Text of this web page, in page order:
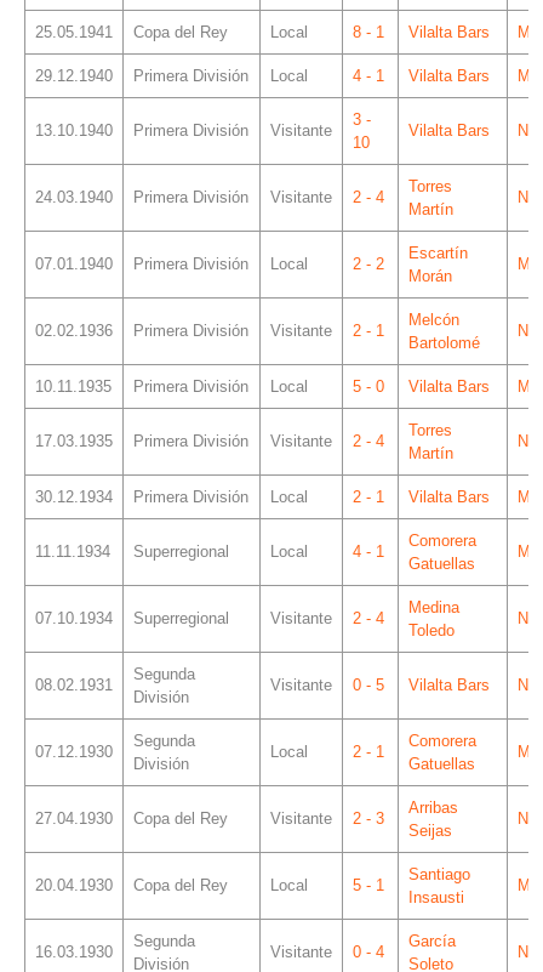
25.05.1941 Copa del Rey Local 8 - 1 Vilalta Bars
29.12.1940 Primera División Local 4 - 1 Vilalta Bars
13.10.1940 Primera División Visitante
3 -
10
Vilalta Bars
24.03.1940 Primera División Visitante 2 - 4
Torres
Martín
07.01.1940 Primera División Local 2 - 2
Escartín
Morán
02.02.1936 Primera División Visitante 2 - 1
Melcón
Bartolomé
10.11.1935 Primera División Local 5 - 0 Vilalta Bars
17.03.1935 Primera División Visitante 2 - 4
Torres
Martín
30.12.1934 Primera División Local 2 - 1 Vilalta Bars
11.11.1934 Superregional Local 4 - 1
Comorera
Gatuellas
07.10.1934 Superregional Visitante 2 - 4
Medina
Toledo
08.02.1931
Segunda
División
Visitante 0 - 5 Vilalta Bars
07.12.1930
Segunda
División
Local 2 - 1
Comorera
Gatuellas
27.04.1930 Copa del Rey Visitante 2 - 3
Arribas
Seijas
20.04.1930 Copa del Rey Local 5 - 1
Santiago
Insausti
16.03.1930
Segunda
División
Visitante 0 - 4
García
Soleto